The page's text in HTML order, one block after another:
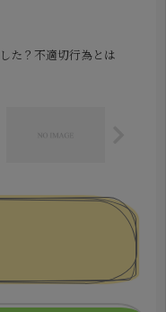
た？不適切行為とは